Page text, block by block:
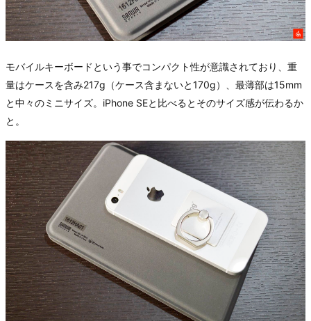
モバイルキーボードという事でコンパクト性が意識されており、重
量はケースを含み217g（ケース含まないと170g）、最薄部は15mm
と中々のミニサイズ。iPhone SEと比べるとそのサイズ感が伝わるか
と。